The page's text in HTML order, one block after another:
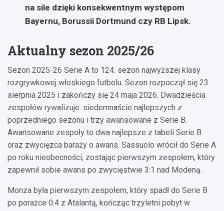
na sile dzięki konsekwentnym występom
Bayernu, Borussii Dortmund czy RB Lipsk.
Aktualny sezon 2025/26
Sezon 2025-26 Serie A to 124. sezon najwyższej klasy
rozgrywkowej włoskiego futbolu. Sezon rozpoczął się 23
sierpnia 2025 i zakończy się 24 maja 2026. Dwadzieścia
zespołów rywalizuje: siedemnaście najlepszych z
poprzedniego sezonu i trzy awansowane z Serie B.
Awansowane zespoły to dwa najlepsze z tabeli Serie B
oraz zwycięzca baraży o awans. Sassuolo wrócił do Serie A
po roku nieobecności, zostając pierwszym zespołem, który
zapewnił sobie awans po zwycięstwie 3:1 nad Modeną.
Monza była pierwszym zespołem, który spadł do Serie B
po porażce 0:4 z Atalantą, kończąc trzyletni pobyt w